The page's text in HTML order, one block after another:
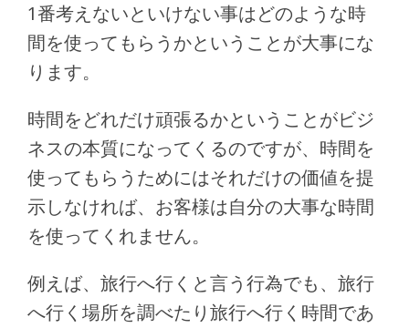
1番考えないといけない事はどのような時
間を使ってもらうかということが大事にな
ります。
時間をどれだけ頑張るかということがビジ
ネスの本質になってくるのですが、時間を
使ってもらうためにはそれだけの価値を提
示しなければ、お客様は自分の大事な時間
を使ってくれません。
例えば、旅行へ行くと言う行為でも、旅行
へ行く場所を調べたり旅行へ行く時間であ